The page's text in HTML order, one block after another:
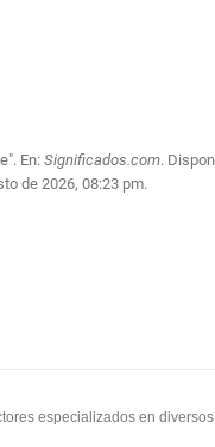
En: Significados.com.
de 2026, 08:23 pm.
especializados en